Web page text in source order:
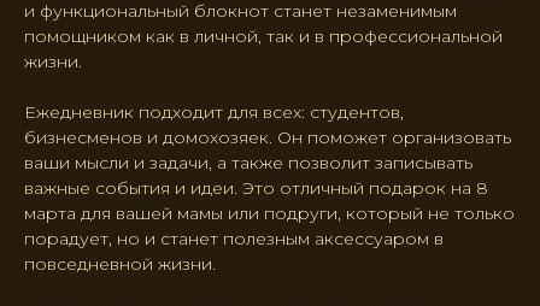
и функциональный блокнот станет незаменимым
помощником как в личной, так и в профессиональной
жизни.
Ежедневник подходит для всех: студентов,
бизнесменов и домохозяек. Он поможет организовать
ваши мысли и задачи, а также позволит записывать
важные события и идеи. Это отличный подарок на 8
марта для вашей мамы или подруги, который не только
порадует, но и станет полезным аксессуаром в
повседневной жизни.